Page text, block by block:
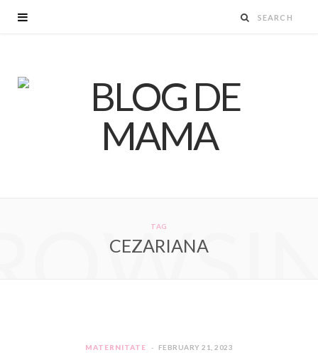
TAG
CEZARIANA
MATERNITATE FEBRUARY 21, 2023